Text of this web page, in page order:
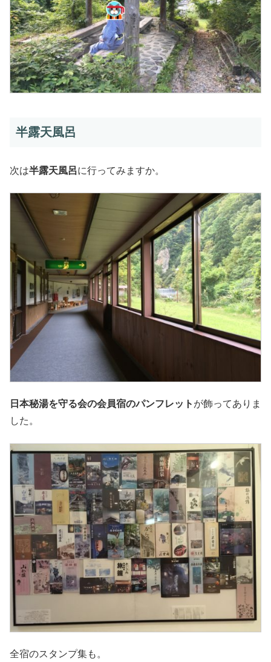
半露天風呂
次は半露天風呂に行ってみますか。
日本秘湯を守る会の会員宿のパンフレット が飾ってありま
した。
全宿のスタンプ集も。